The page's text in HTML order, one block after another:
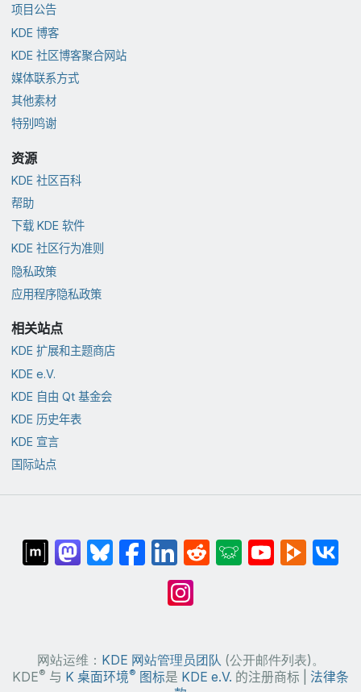
项目公告
KDE 博客
KDE 社区博客聚合网站
媒体联系方式
其他素材
特别鸣谢
资源
KDE 社区百科
帮助
下载 KDE 软件
KDE 社区行为准则
隐私政策
应用程序隐私政策
相关站点
KDE 扩展和主题商店
KDE e.V.
KDE 自由 Qt 基金会
KDE 历史年表
KDE 宣言
国际站点
网站运维： KDE 网站管理员团队 (公开邮件列表)。
KDE® 与 K 桌面环境® 图标是 KDE e.V. 的注册商标 | 法律条